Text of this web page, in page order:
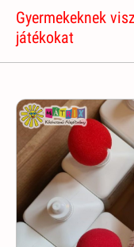
Gyermekeknek
játékokat